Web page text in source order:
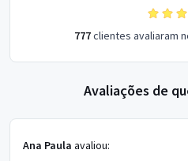
777clientes avaliaram
Avaliações de
Ana Paula avaliou: